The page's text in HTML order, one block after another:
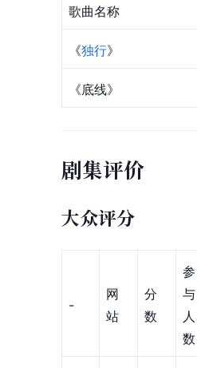
歌曲名称
《独行》
《底线》
剧集评价
大众评分
-
网
站
分
数
参
与
人
数